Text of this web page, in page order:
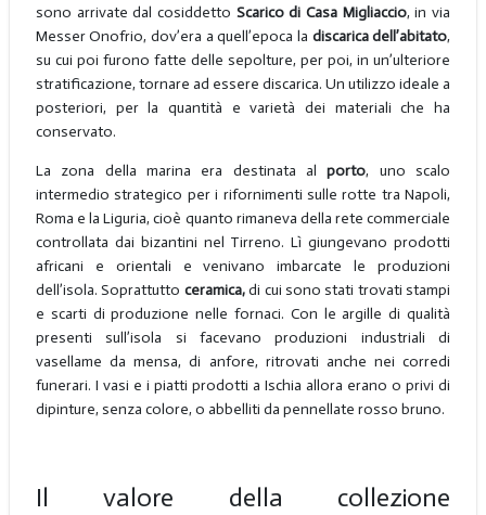
sono arrivate dal cosiddetto Scarico di Casa Migliaccio, in via
Messer Onofrio, dov’era a quell’epoca la discarica dell’abitato,
su cui poi furono fatte delle sepolture, per poi, in un’ulteriore
stratificazione, tornare ad essere discarica. Un utilizzo ideale a
posteriori, per la quantità e varietà dei materiali che ha
conservato.
La zona della marina era destinata alporto, uno scalo
intermedio strategico per i rifornimenti sulle rotte tra Napoli,
Roma e la Liguria, cioè quanto rimaneva della rete commerciale
controllata dai bizantini nel Tirreno. Lì giungevano prodotti
africani e orientali e venivano imbarcate le produzioni
dell’isola. Soprattutto ceramica,di cui sono stati trovati stampi
e scarti di produzione nelle fornaci. Con le argille di qualità
presenti sull’isola si facevano produzioni industriali di
vasellame da mensa, di anfore, ritrovati anche nei corredi
funerari. I vasi e i piatti prodotti a Ischia allora erano o privi di
dipinture, senza colore, o abbelliti da pennellate rosso bruno.
Il valore della collezione